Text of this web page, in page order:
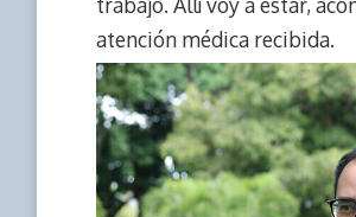
atención médica recibida.